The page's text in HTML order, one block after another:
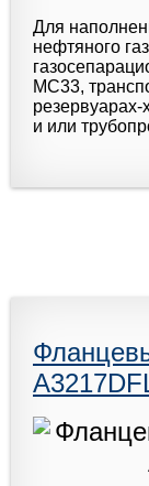
Для
нефтяного
МС33,
и или